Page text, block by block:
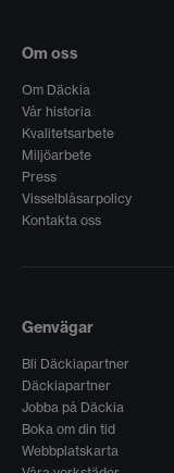
Om oss
Om Däckia
Vår historia
Kvalitetsarbete
Miljöarbete
Press
Visselblåsarpolicy
Kontakta oss
Genvägar
Bli Däckiapartner
Däckiapartner
Jobba på Däckia
Boka om din tid
Webbplatskarta